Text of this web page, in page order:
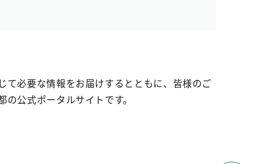
て必要な情報をお届けするとともに、皆様のご
公式ポータルサイトです。